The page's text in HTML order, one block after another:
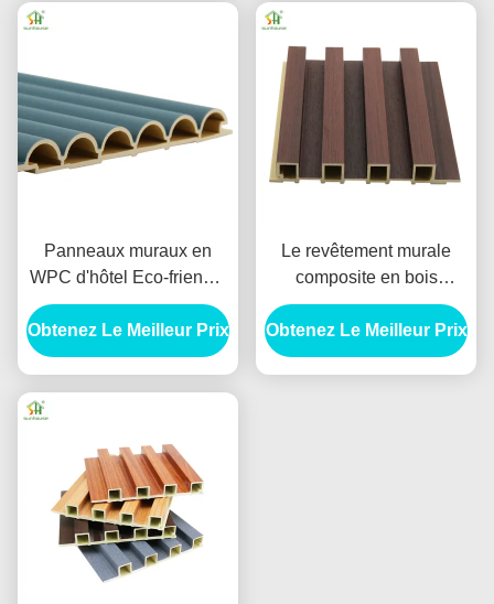
Panneaux muraux en
WPC d'hôtel Eco-friendly
Intérieur / extérieur
Panneaux muraux à flûte
Obtenez Le Meilleur Prix
Le revêtement murale
composite en bois
plastique en WPC pour la
décoration des chambres
Obtenez Le Meilleur Prix